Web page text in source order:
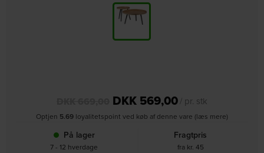
DKK 569,00/ pr. stk
Optjen 5.69 loyalitetspoint ved køb af denne vare (læs mere)
På lager
7 - 12 hverdage
Fragtpris
fra kr. 45